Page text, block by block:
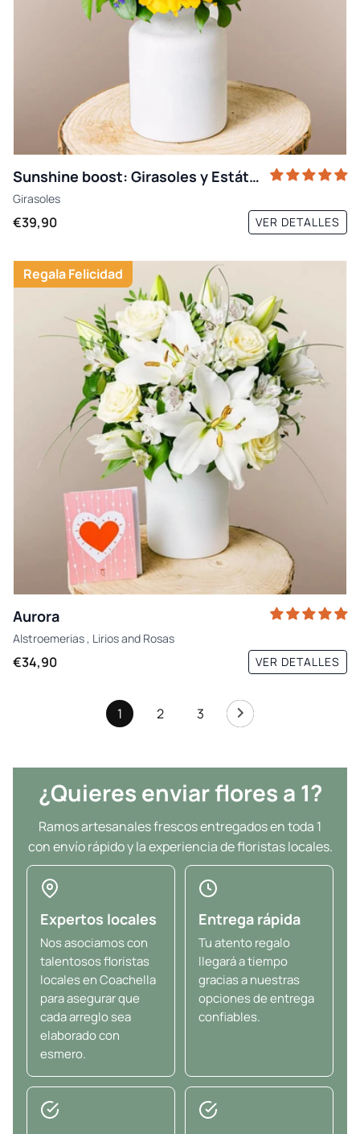
Sunshine boost: Girasoles y Estátice
Girasoles
€39,90 VER DETALLES
Regala Felicidad
Aurora
Alstroemerias, Liriosand Rosas
€34,90 VER DETALLES
1 2 3
¿Quieres enviar flores a 1?
Ramos artesanales frescos entregados en toda 1
con envío rápido y la experiencia de floristas locales.
Expertos locales
Nos asociamos con
talentosos floristas
locales en Coachella
para asegurar que
cada arreglo sea
elaborado con
esmero.
Entrega rápida
Tu atento regalo
llegará a tiempo
gracias a nuestras
opciones de entrega
confiables.